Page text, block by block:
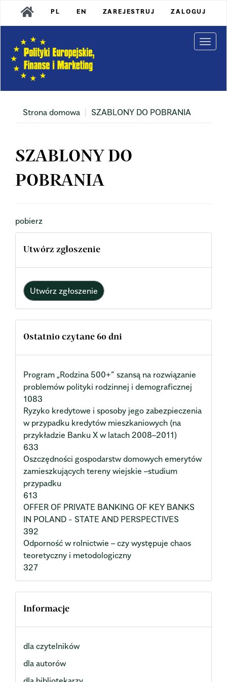
Main
Navigation
Content
Sidebar
PL EN ZAREJESTRUJ ZALOGUJ
Strona domowa SZABLONY DO POBRANIA
SZABLONY DO
POBRANIA
pobierz
Utwórz zgłoszenie
Utwórz zgłoszenie
Ostatnio czytane 60 dni
Program „Rodzina 500+” szansą na rozwiązanie
problemów polityki rodzinnej i demograficznej
1083
Ryzyko kredytowe i sposoby jego zabezpieczenia
w przypadku kredytów mieszkaniowych (na
przykładzie Banku X w latach 2008–2011)
633
Oszczędności gospodarstw domowych emerytów
zamieszkujących tereny wiejskie –studium
przypadku
613
OFFER OF PRIVATE BANKING OF KEY BANKS
IN POLAND - STATE AND PERSPECTIVES
392
Odporność w rolnictwie – czy występuje chaos
teoretyczny i metodologiczny
327
Informacje
dla czytelników
dla autorów